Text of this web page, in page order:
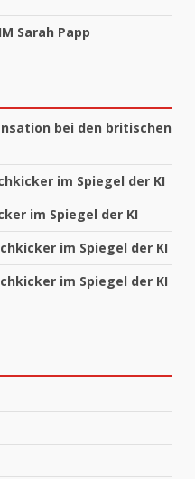
Sarah Papp
bei den britischen
im Spiegel der KI
im Spiegel der KI
im Spiegel der KI
im Spiegel der KI